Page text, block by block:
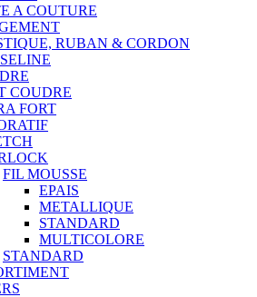
A COUTURE
RUBAN & CORDON
COUDRE
FORT
FIL MOUSSE
EPAIS
METALLIQUE
STANDARD
MULTICOLORE
STANDARD